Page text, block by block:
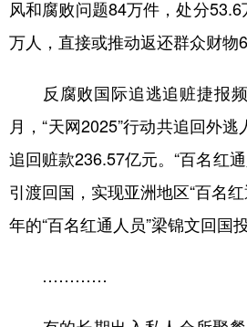
风和腐败问题84万件，处分
万人，直接或推动返还群众财物
反腐败国际追逃追赃捷报频
月，“天网2025”行动共追回外
追回赃款236.57亿元。“百名红
引渡回国，实现亚洲地区“百名
年的“百名红通人员”梁锦文回国